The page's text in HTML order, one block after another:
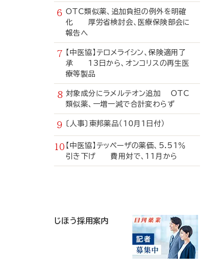
OTC類似薬、追加負担の例外を明確
化 厚労省検討会、医療保険部会に
報告へ
【中医協】テロメライシン、保険適用了
承 13日から、オンコリスの再生医
療等製品
対象成分にラメルテオン追加 OTC
類似薬、一増一減で合計変わらず
〔人事〕東邦薬品（10月1日付）
【中医協】テッペーザの薬価、5.51％
引き下げ 費用対で、11月から
じほう採用案内